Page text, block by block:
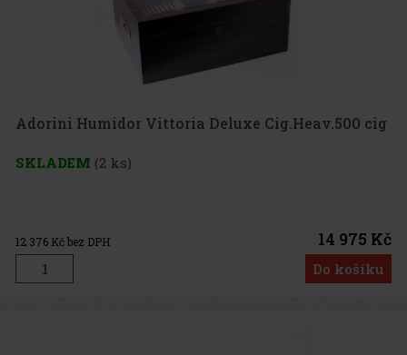
Adorini Humidor Vittoria Deluxe Cig.Heav.500 cig
SKLADEM (2 ks)
12 376 Kč bez DPH 14 975 Kč
Do košíku